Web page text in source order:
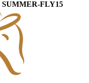
SUMMER-FLY15